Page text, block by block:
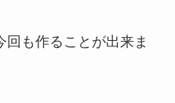
も作ることが出来ま